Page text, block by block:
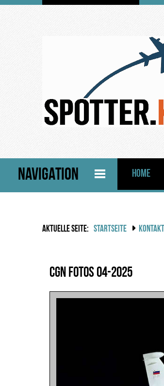
NAVIGATION HOME
AKTUELLE SEITE: STARTSEITE KONTAKT
CGN Fotos 04-2025